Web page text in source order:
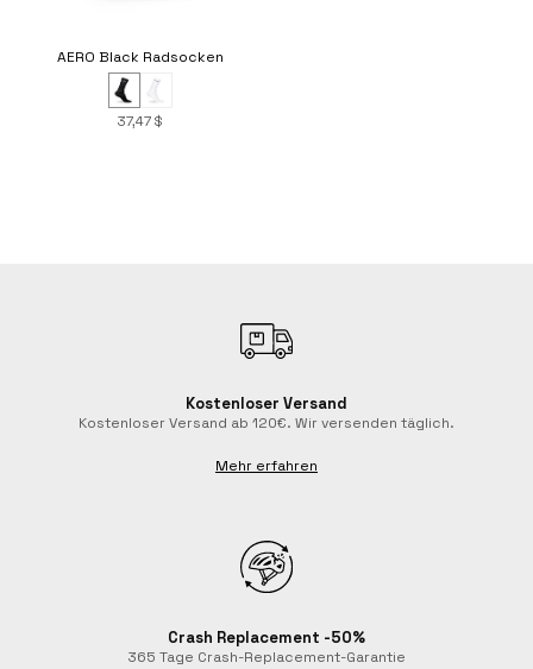
AERO Black Radsocken
37,47 $
Kostenloser Versand
Kostenloser Versand ab 120€. Wir versenden täglich.
Mehr erfahren
Crash Replacement -50%
365 Tage Crash-Replacement-Garantie